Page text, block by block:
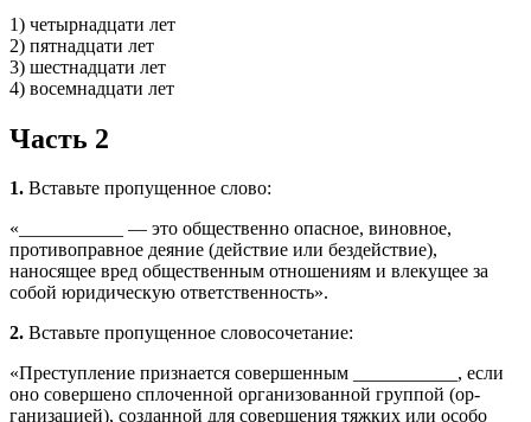
1) четырнадцати лет
2) пятнадцати лет
3) шестнадцати лет
4) восемнадцати лет
Часть 2
1. Вставьте пропущенное слово:
«___________ — это общественно опасное, виновное,
противоправное деяние (действие или бездействие),
наносящее вред общест­венным отношениям и влекущее за
собой юридическую от­ветственность».
2. Вставьте пропущенное словосочетание:
«Преступление признается совершенным ___________, если
оно совершено сплоченной организованной группой (ор­
ганизацией), созданной для совершения тяжких или особо